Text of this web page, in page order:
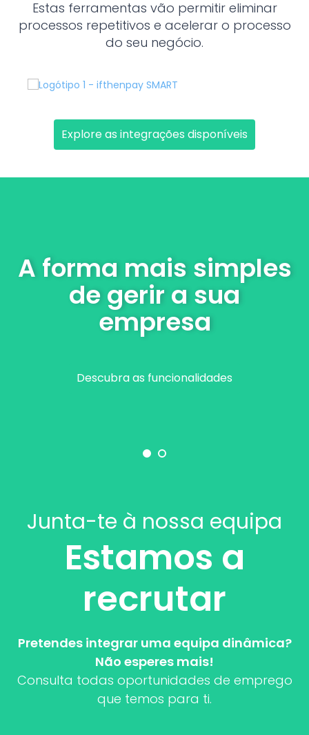
Estas ferramentas vão permitir eliminar
processos repetitivos e acelerar o processo
do seu negócio.
Explore as integrações disponíveis
A forma mais simples
de gerir a sua
empresa
Descubra as funcionalidades
Junta-te à nossa equipa
Estamos a
recrutar
Pretendes integrar uma equipa dinâmica?
Não esperes mais!
Consulta todas oportunidades de emprego
que temos para ti.